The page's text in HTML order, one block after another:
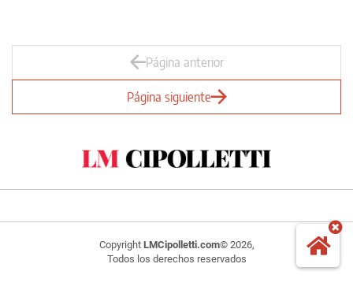
Página anterior
Página siguiente
Copyright LMCipolletti.com© 2026,
Todos los derechos reservados